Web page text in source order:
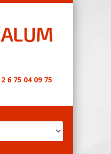
6 75 04 09 75